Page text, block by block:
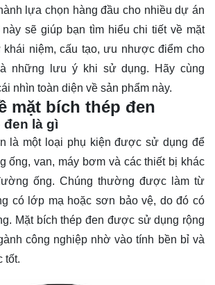
lựa chọn hàng đầu cho nhiều dự án
sẽ giúp bạn tìm hiểu chi tiết về mặt
khái niệm, cấu tạo, ưu nhược điểm cho
những lưu ý khi sử dụng. Hãy cùng
nhìn toàn diện về sản phẩm này.
mặt bích thép đen
đen là gì
là một loại phụ kiện được sử dụng để
ống, van, máy bơm và các thiết bị khác
ống. Chúng thường được làm từ
có lớp mạ hoặc sơn bảo vệ, do đó có
Mặt bích thép đen được sử dụng rộng
công nghiệp nhờ vào tính bền bỉ và
tốt.